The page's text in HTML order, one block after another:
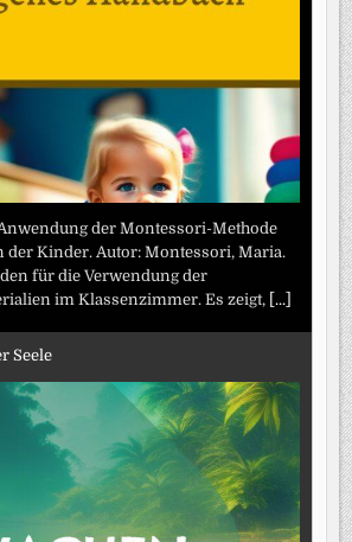
der Montessori-Methode
der Kinder. Autor: Montessori, Maria.
für die Verwendung der
im Klassenzimmer. Es zeigt, [...]
Seele